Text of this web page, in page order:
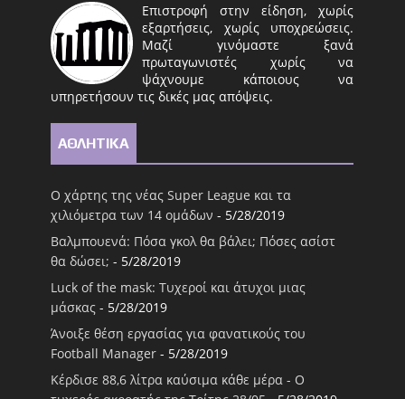
Επιστροφή στην είδηση, χωρίς
εξαρτήσεις, χωρίς υποχρεώσεις.
Μαζί γινόμαστε ξανά
πρωταγωνιστές χωρίς να
ψάχνουμε κάποιους να
υπηρετήσουν τις δικές μας απόψεις.
ΑΘΛΗΤΙΚΑ
Ο χάρτης της νέας Super League και τα
χιλιόμετρα των 14 ομάδων - 5/28/2019
Βαλμπουενά: Πόσα γκολ θα βάλει; Πόσες ασίστ
θα δώσει; - 5/28/2019
Luck of the mask: Τυχεροί και άτυχοι μιας
μάσκας - 5/28/2019
Άνοιξε θέση εργασίας για φανατικούς του
Football Μanager - 5/28/2019
Κέρδισε 88,6 λίτρα καύσιμα κάθε μέρα - Ο